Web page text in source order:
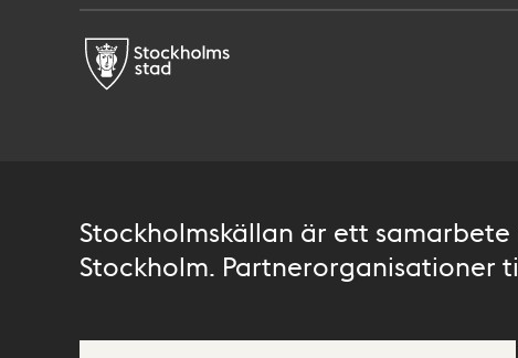
Stockholmskällan är ett
Stockholm. Partnerorganisationer